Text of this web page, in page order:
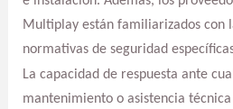
Multiplay están familiarizados con
normativas de seguridad
La capacidad de respuesta ante
mantenimiento o asistencia